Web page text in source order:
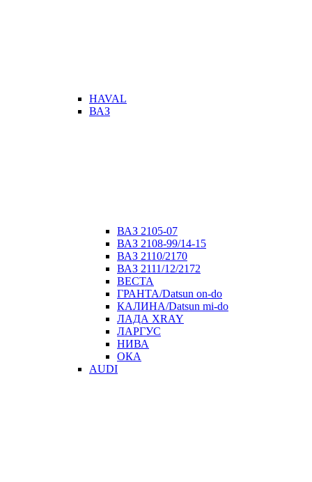
HAVAL
ВАЗ
ВАЗ 2105-07
ВАЗ 2108-99/14-15
ВАЗ 2110/2170
ВАЗ 2111/12/2172
ВЕСТА
ГРАНТА/Datsun on-do
КАЛИНА/Datsun mi-do
ЛАДА XRAY
ЛАРГУС
НИВА
ОКА
AUDI